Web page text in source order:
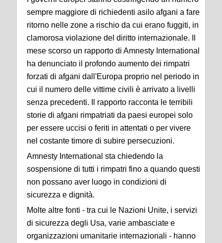
sempre maggiore di richiedenti asilo afgani a fare
ritorno nelle zone a rischio da cui erano fuggiti, in
clamorosa violazione del diritto internazionale. Il
mese scorso un rapporto di Amnesty International
ha denunciato il profondo aumento dei rimpatri
forzati di afgani dall'Europa proprio nel periodo in
cui il numero delle vittime civili è arrivato a livelli
senza precedenti. Il rapporto racconta le terribili
storie di afgani rimpatriati da paesi europei solo
per essere uccisi o feriti in attentati o per vivere
nel costante timore di subire persecuzioni.
Amnesty International sta chiedendo la
sospensione di tutti i rimpatri fino a quando questi
non possano aver luogo in condizioni di
sicurezza e dignità.
Molte altre fonti - tra cui le Nazioni Unite, i servizi
di sicurezza degli Usa, varie ambasciate e
organizzazioni umanitarie internazionali - hanno